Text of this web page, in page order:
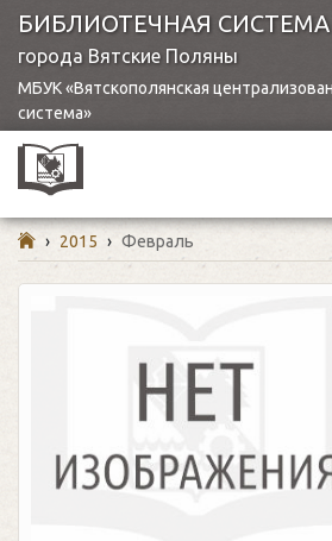
БИБЛИОТЕЧНАЯ СИСТЕМА
города Вятские Поляны
МБУК «Вятскополянская
система»
› 2015 › Февраль